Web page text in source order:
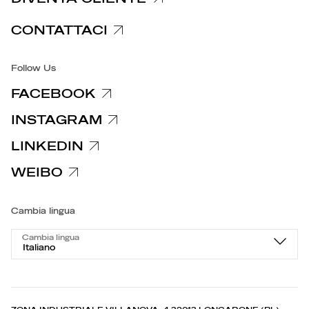
Accessibilità
CONTATTACI
Follow Us
FACEBOOK
INSTAGRAM
LINKEDIN
WEIBO
Cambia lingua
Cambia lingua
Italiano